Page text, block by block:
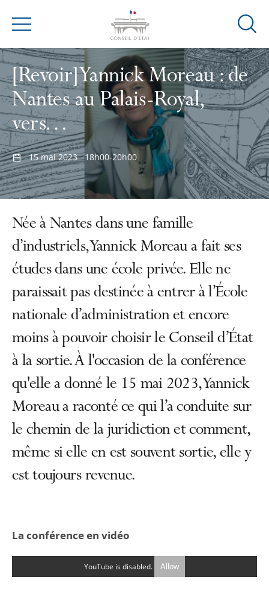
Menu
Ouvrir
de
[Revoir] Yannick Moreau : de
Nantes au Palais-Royal,
vers…
15 mai 2023 18h00-20h00
Née à Nantes dans une famille
d’industriels, Yannick Moreau a fait ses
études dans une école privée. Elle ne
paraissait pas destinée à entrer à l’École
nationale d’administration et encore
moins à pouvoir choisir le Conseil d’État
à la sortie. À l'occasion de la conférence
qu'elle a donné le 15 mai 2023, Yannick
Moreau a raconté ce qui l’a conduite sur
le chemin de la juridiction et comment,
même si elle en est souvent sortie, elle y
est toujours revenue.
La conférence en vidéo
YouTube is disabled. Allow